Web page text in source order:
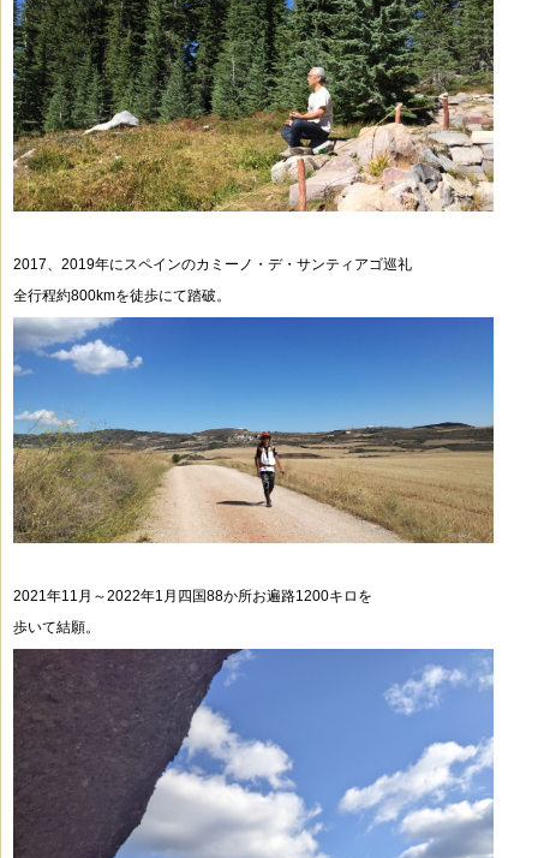
2017、2019年にスペインのカミーノ・デ・サンティアゴ巡礼
全行程約800kmを徒歩にて踏破。
2021年11月～2022年1月四国88か所お遍路1200キロを
歩いて結願。